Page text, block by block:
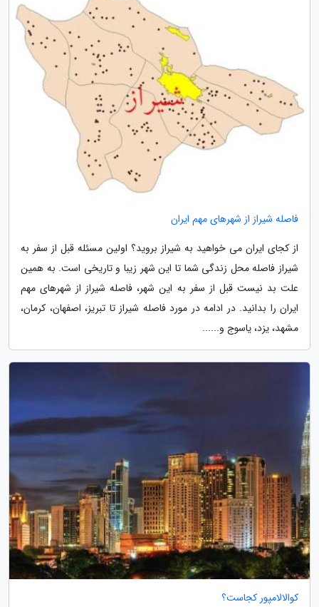
فاصله شیراز از شهرهای مهم ایران
از کجای ایران می خواهید به شیراز بروید؟ اولین مسئله قبل از سفر به
شیراز فاصله محل زندگی شما تا این شهر زیبا و تاریخی است. به همین
علت بد نیست قبل از سفر به این شهر، فاصله شیراز از شهرهای مهم
ایران را بدانید. در ادامه در مورد فاصله شیراز تا تبریز، اصفهان، کرمان،
مشهد، یزد، یاسوج و......
کوالالامپور کجاست؟